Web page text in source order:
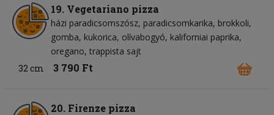
19. Vegetariano pizza
házi paradicsomszósz paradicsomkarika brokkoli
gomba kukorica olívabogyó kaliforniai paprika
oregano trappista sajt
32 cm
3 790 Ft
20. Firenze pizza